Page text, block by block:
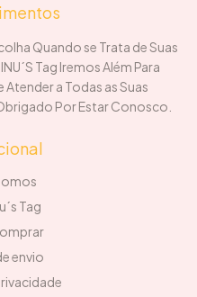
Quando se Trata de Suas
Tag Iremos Além Para
a Todas as Suas
Por Estar Conosco.
Tag
envio